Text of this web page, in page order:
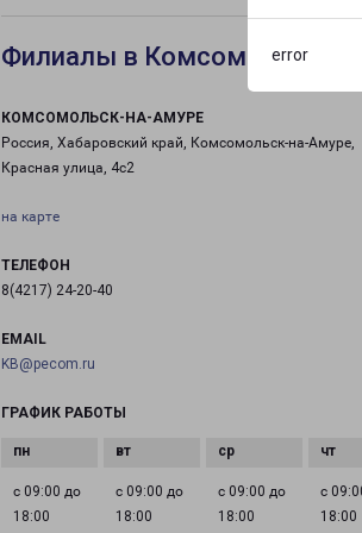
error
Филиалы в Комсомольске-
КОМСОМОЛЬСК-НА-АМУРЕ
Россия, Хабаровский край, Комсомольск-на-Амуре,
Красная улица, 4с2
на карте
ТЕЛЕФОН
8(4217) 24-20-40
EMAIL
KB@pecom.ru
ГРАФИК РАБОТЫ
с 09:00 до
18:00
с 09:00 до
18:00
с 09:00 до
18:00
с
18:00